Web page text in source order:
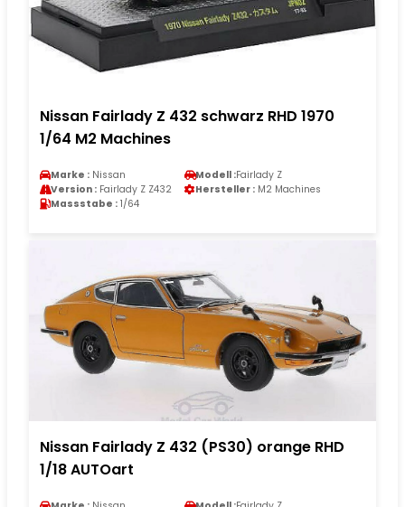
Nissan Fairlady Z 432 schwarz RHD 1970
1/64 M2 Machines
Marke : Nissan Modell :Fairlady Z
Version : Fairlady Z Z432 Hersteller : M2 Machines
Massstabe : 1/64
Nissan Fairlady Z 432 (PS30) orange RHD
1/18 AUTOart